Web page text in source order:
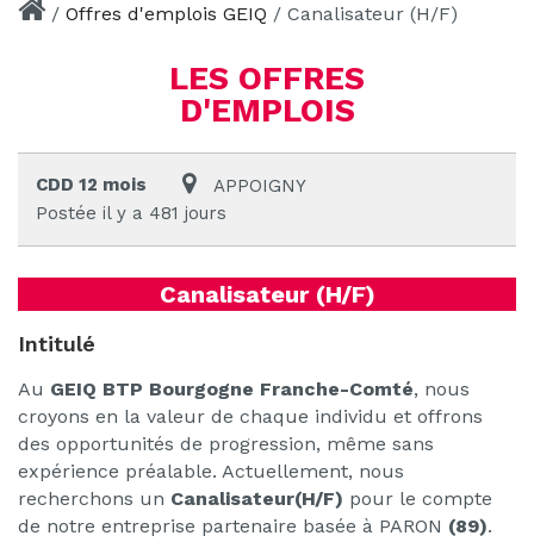
/ Offres d'emplois GEIQ / Canalisateur (H/F)
LES OFFRES
D'EMPLOIS
CDD 12 mois
APPOIGNY
Postée il y a 481 jours
Canalisateur (H/F)
Intitulé
Au GEIQ BTP Bourgogne Franche-Comté, nous
croyons en la valeur de chaque individu et offrons
des opportunités de progression, même sans
expérience préalable. Actuellement, nous
recherchons un Canalisateur(H/F) pour le compte
de notre entreprise partenaire basée à PARON (89).